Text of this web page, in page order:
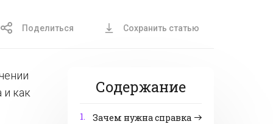
Поделиться Сохранить статью
Содержание
1.
Зачем нужна справка
и как